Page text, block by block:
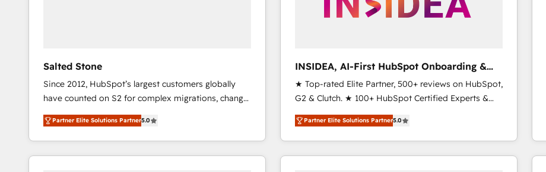
Salted Stone
Since 2012, HubSpot’s largest customers globally
have counted on S2 for complex migrations, change
management, systems integration, and creative
solutions that deliver measurable impact and
transform brand experiences As one of the few full-
service creative agencies in the HubSpot
Partner Elite Solutions Partner5.0
INSIDEA, AI-First HubSpot Onboarding &
RevOps
★ Top-rated Elite Partner, 500+ reviews on HubSpot,
G2 & Clutch. ★ 100+ HubSpot Certified Experts &
Trainers across the team ★ 1,500+ implementations
across five continents ★ AI-First, RevOps-led,
Onboarding obsessed ★ Company of the Year
2024/25 INSIDEA helps growing companies turn
Partner Elite Solutions Partner5.0